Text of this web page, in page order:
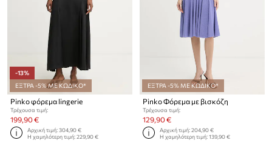
-13%
ΕΞΤΡΑ -5% ΜΕ ΚΩΔΙΚΟ*
Pinko φόρεμα lingerie
Τρέχουσα τιμή:
199,90 €
Αρχική τιμή:304,90 €
Η χαμηλότερη τιμή:229,90 €
ΕΞΤΡΑ -5% ΜΕ ΚΩΔΙΚΟ*
Pinko Φόρεμα με βισκόζη
Τρέχουσα τιμή:
129,90 €
Αρχική τιμή:204,90 €
Η χαμηλότερη τιμή:139,90 €